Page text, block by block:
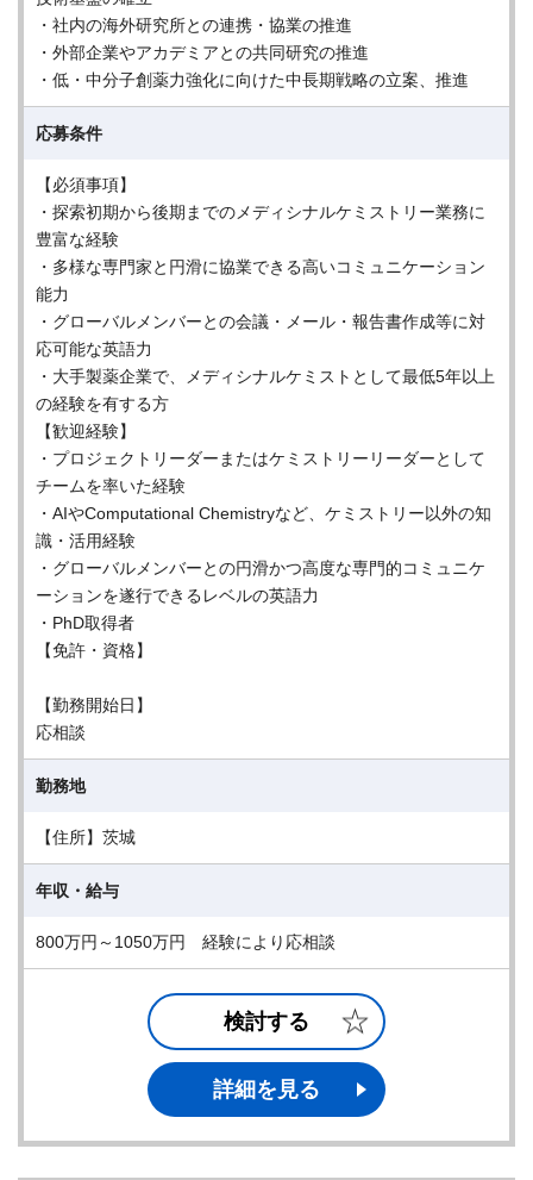
・社内の海外研究所との連携・協業の推進
・外部企業やアカデミアとの共同研究の推進
・低・中分子創薬力強化に向けた中長期戦略の立案、推進
応募条件
【必須事項】
・探索初期から後期までのメディシナルケミストリー業務に
豊富な経験
・多様な専門家と円滑に協業できる高いコミュニケーション
能力
・グローバルメンバーとの会議・メール・報告書作成等に対
応可能な英語力
・大手製薬企業で、メディシナルケミストとして最低5年以上
の経験を有する方
【歓迎経験】
・プロジェクトリーダーまたはケミストリーリーダーとして
チームを率いた経験
・AIやComputational Chemistryなど、ケミストリー以外の知
識・活用経験
・グローバルメンバーとの円滑かつ高度な専門的コミュニケ
ーションを遂行できるレベルの英語力
・PhD取得者
【免許・資格】
【勤務開始日】
応相談
勤務地
【住所】茨城
年収・給与
800万円～1050万円 経験により応相談
検討する
詳細を見る